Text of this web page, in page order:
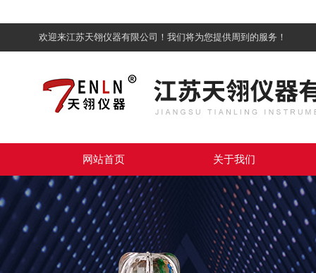
欢迎来江苏天翎仪器有限公司！我们将为您提供周到的服务！
网站首页 关于我们